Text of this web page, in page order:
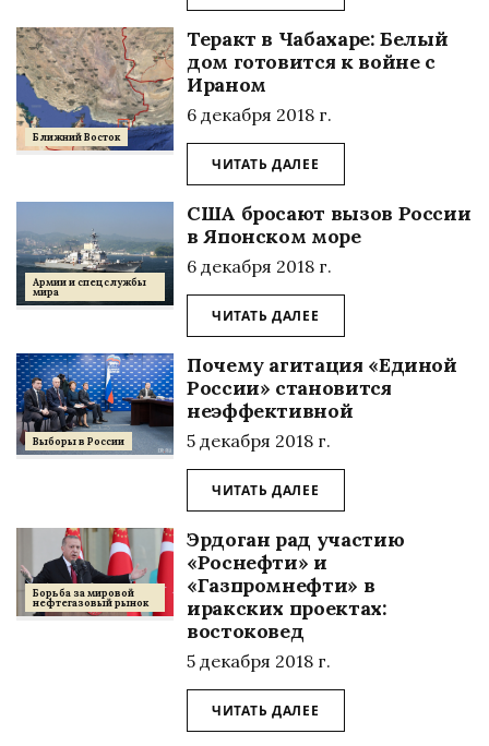
Ближний Восток
Теракт в Чабахаре: Белый
дом готовится к войне с
Ираном
6 декабря 2018 г.
ЧИТАТЬ ДАЛЕЕ
Армии и спецслужбы
мира
США бросают вызов России
в Японском море
6 декабря 2018 г.
ЧИТАТЬ ДАЛЕЕ
Выборы в России
Почему агитация «Единой
России» становится
неэффективной
5 декабря 2018 г.
ЧИТАТЬ ДАЛЕЕ
Борьба за мировой
нефтегазовый рынок
Эрдоган рад участию
«Роснефти» и
«Газпромнефти» в
иракских проектах:
востоковед
5 декабря 2018 г.
ЧИТАТЬ ДАЛЕЕ